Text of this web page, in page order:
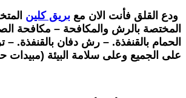
ودع القلق فأنت الان مع بريق كلين
المختصة بالرش والمكافحة – مكافحة
الحمام بالقنفذة. – رش دفان بالقنفذة.
على الجميع وعلى سلامة البيئة